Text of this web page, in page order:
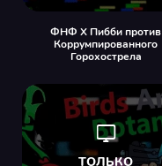
ФНФ X Пибби против
Коррумпированного
Горохострела